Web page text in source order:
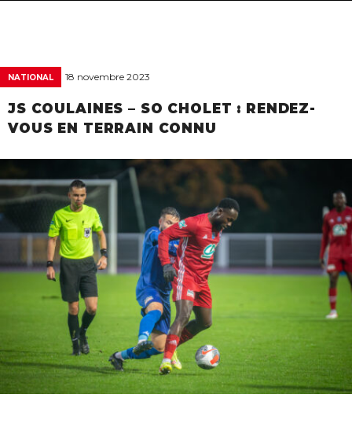
NATIONAL 18 novembre 2023
JS COULAINES – SO CHOLET : RENDEZ-
VOUS EN TERRAIN CONNU